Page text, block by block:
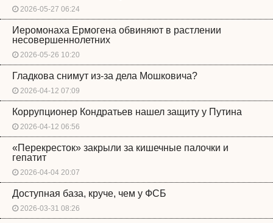
2026-05-27 06:24
Иеромонаха Ермогена обвиняют в растлении
несовершеннолетних
2026-05-26 10:20
Гладкова снимут из-за дела Мошковича?
2026-04-12 07:09
Коррупционер Кондратьев нашел защиту у Путина
2026-04-12 06:56
«Перекресток» закрыли за кишечные палочки и
гепатит
2026-04-04 20:07
Доступная база, круче, чем у ФСБ
2026-03-31 08:26